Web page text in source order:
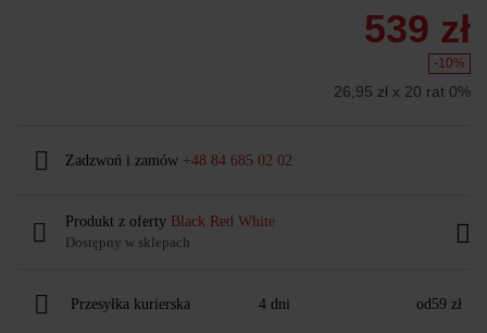
539 zł
-10%
26,95 zł x 20 rat 0%
Zadzwoń i zamów +48 84 685 02 02
Produkt z oferty Black Red White
Dostępny w sklepach
Przesyłka kurierska 4 dni od 59 zł